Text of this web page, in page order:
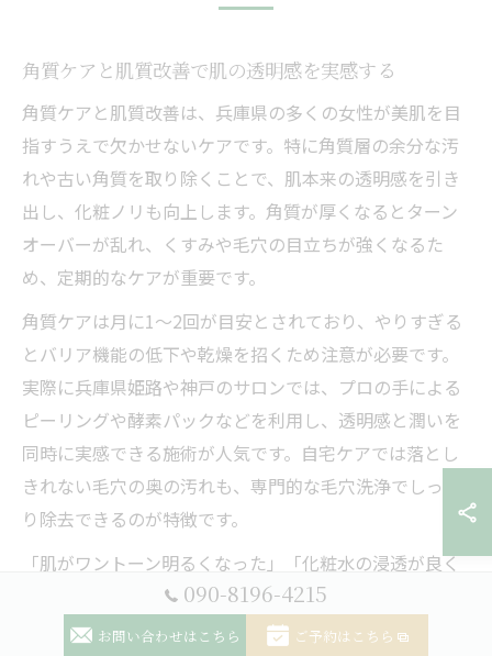
角質ケアと肌質改善で肌の透明感を実感する
角質ケアと肌質改善は、兵庫県の多くの女性が美肌を目
指すうえで欠かせないケアです。特に角質層の余分な汚
れや古い角質を取り除くことで、肌本来の透明感を引き
出し、化粧ノリも向上します。角質が厚くなるとターン
オーバーが乱れ、くすみや毛穴の目立ちが強くなるた
め、定期的なケアが重要です。
角質ケアは月に1～2回が目安とされており、やりすぎる
とバリア機能の低下や乾燥を招くため注意が必要です。
実際に兵庫県姫路や神戸のサロンでは、プロの手による
ピーリングや酵素パックなどを利用し、透明感と潤いを
同時に実感できる施術が人気です。自宅ケアでは落とし
きれない毛穴の奥の汚れも、専門的な毛穴洗浄でしっか
り除去できるのが特徴です。
「肌がワントーン明るくなった」「化粧水の浸透が良く
なった」といった声も多く、肌質改善を実感しやすいの
が角質ケアの魅力です。肌質や年齢、悩みに合わせたオ
090-8196-4215
お問い合わせはこちら ご予約はこちら